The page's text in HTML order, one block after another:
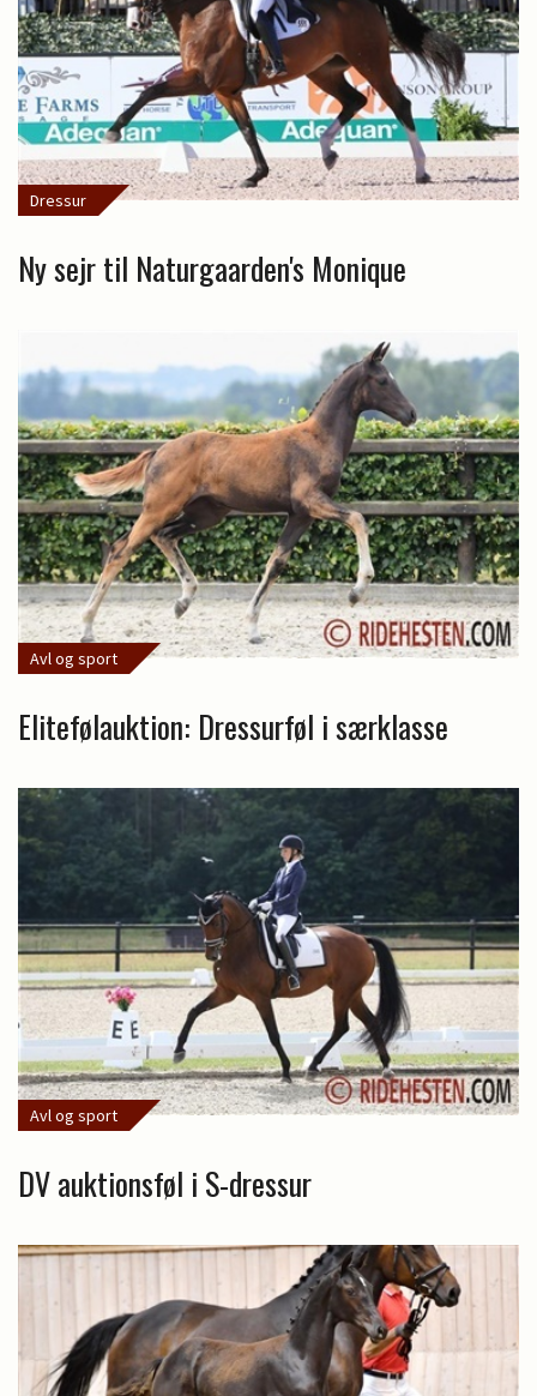
Dressur
Ny sejr til Naturgaarden's Monique
Avl og sport
Elitefølauktion: Dressurføl i særklasse
Avl og sport
DV auktionsføl i S-dressur